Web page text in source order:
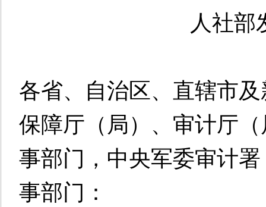
人社部
各省、自治区、直辖市
保障厅（局）、审计厅
事部门，中央军委审计
事部门 ：